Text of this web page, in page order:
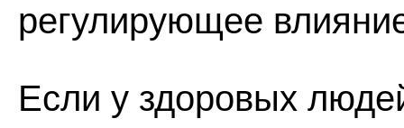
регулирующее
Если у здоровых